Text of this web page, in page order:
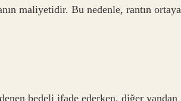
maliyetidir. Bu nedenle, rantın ortaya
bedeli ifade ederken, diğer yandan